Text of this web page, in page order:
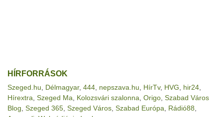
HÍRFORRÁSOK
Szeged.hu Délmagyar, 444 nepszava.hu HírTv, HVG hir24
Hírextra Szeged Ma Kolozsvári szalonna Origo Szabad Város
Blog Szeged 365 Szeged Város Szabad Európa Rádió88